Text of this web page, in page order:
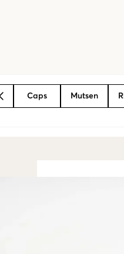
BACK Caps Mutsen